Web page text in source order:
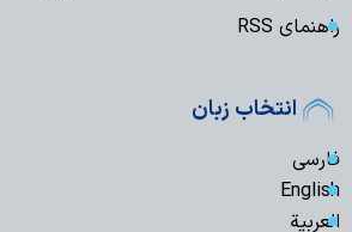
راهنمای RSS
انتخاب زبان
فارسی
English
العربیة